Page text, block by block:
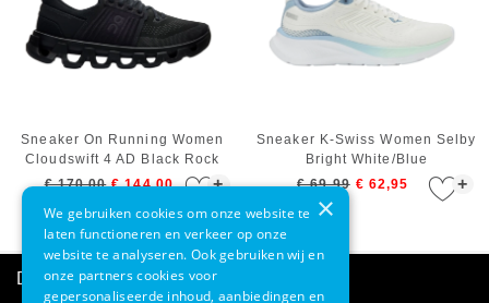
+
Sneaker On Running Women
Cloudswift 4 AD Black Rock
€ 170,00 € 144,00 +
Sneaker K-Swiss Women Selby
Bright White/Blue
Blizzard/White
€ 69,99 € 62,95
Direct advies
×
We gebruiken cookies om onze website te
laten functioneren en verkeer op onze
website te analyseren. Ook gebruiken wij en
onze partners cookies voor
gepersonaliseerde inhoud, aanbiedingen en